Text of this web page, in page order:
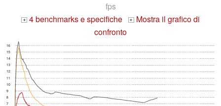
fps
+ 4 benchmarks e specifiche + Mostra il grafico di
confronto
7
8
9
10
11
12
13
14
15
16